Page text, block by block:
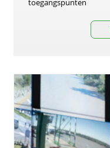
toegangspunten